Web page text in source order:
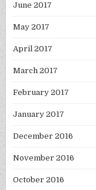
June 2017
May 2017
April 2017
March 2017
February 2017
January 2017
December 2016
November 2016
October 2016